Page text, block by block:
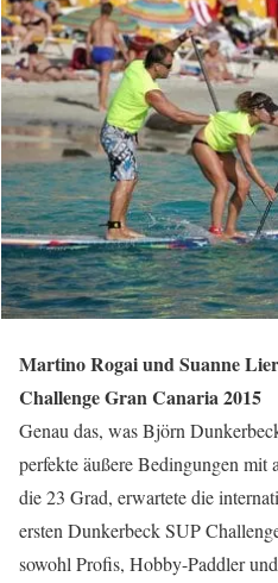
Martino Rogai und Suanne
Challenge Gran Canaria 2015
Genau das, was Björn
perfekte äußere Bedingungen mit
die 23 Grad, erwartete die
ersten Dunkerbeck SUP
sowohl Profis, Hobby-Paddler